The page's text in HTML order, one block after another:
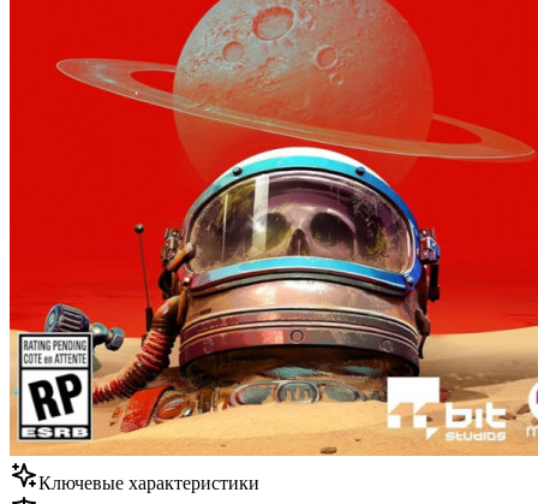
Ключевые характеристики